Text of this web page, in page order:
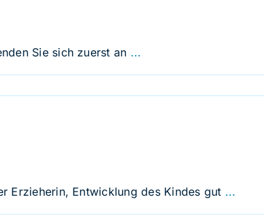
Sie sich zuerst an ...
Erzieherin, Entwicklung des Kindes gut ...